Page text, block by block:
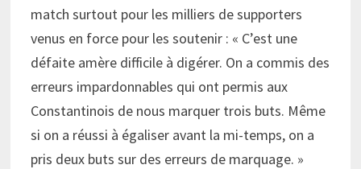
match surtout pour les milliers de supporters
venus en force pour les soutenir : « C’est une
défaite amère difficile à digérer. On a commis des
erreurs impardonnables qui ont permis aux
Constantinois de nous marquer trois buts. Même
si on a réussi à égaliser avant la mi-temps, on a
pris deux buts sur des erreurs de marquage. »